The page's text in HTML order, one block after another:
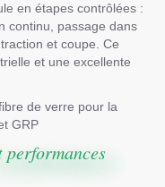
en étapes contrôlées :
continu, passage dans
et coupe. Ce
et une excellente